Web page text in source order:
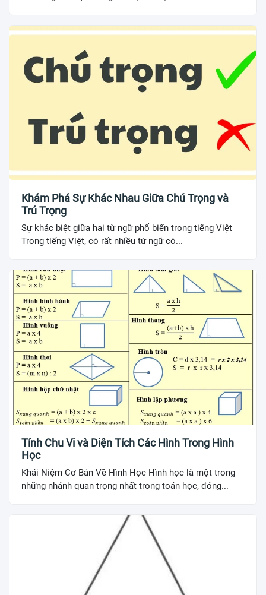
Khám Phá Sự Khác Nhau Giữa Chú Trọng và
Trú Trọng
Sự khác biệt giữa hai từ ngữ phổ biến trong tiếng Việt
Trong tiếng Việt, có rất nhiều từ ngữ có...
Tính Chu Vi và Diện Tích Các Hình Trong Hình
Học
Khái Niệm Cơ Bản Về Hình Học Hình học là một trong
những nhánh quan trọng nhất trong toán học, đóng...